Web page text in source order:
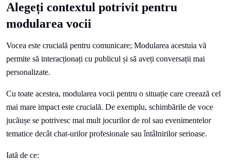
Alegeți contextul potrivit pentru
modularea vocii
Vocea este crucială pentru comunicare; Modularea acestuia vă
permite să interacționați cu publicul și să aveți conversații mai
personalizate.
Cu toate acestea, modularea vocii pentru o situație care creează cel
mai mare impact este crucială. De exemplu, schimbările de voce
jucăușe se potrivesc mai mult jocurilor de rol sau evenimentelor
tematice decât chat-urilor profesionale sau întâlnirilor serioase.
Iată de ce: